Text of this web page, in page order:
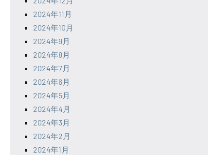
2024年11月
2024年10月
2024年9月
2024年8月
2024年7月
2024年6月
2024年5月
2024年4月
2024年3月
2024年2月
2024年1月